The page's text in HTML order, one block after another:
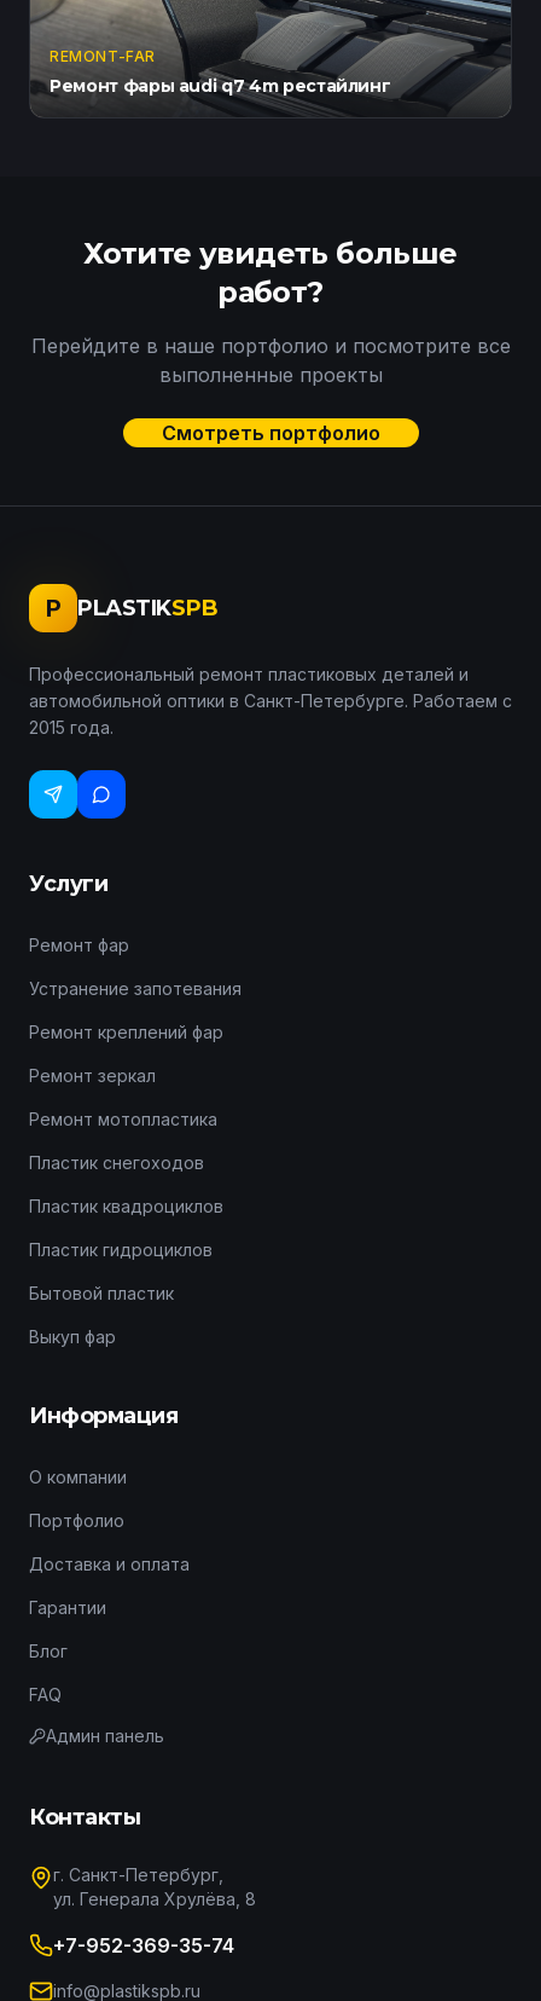
REMONT-FAR
Ремонт фары audi q7 4m рестайлинг
Хотите увидеть больше
работ?
Перейдите в наше портфолио и посмотрите все
выполненные проекты
Смотреть портфолио
P PLASTIKSPB
Профессиональный ремонт пластиковых деталей и
автомобильной оптики в Санкт-Петербурге. Работаем с
2015 года.
Услуги
Ремонт фар
Устранение запотевания
Ремонт креплений фар
Ремонт зеркал
Ремонт мотопластика
Пластик снегоходов
Пластик квадроциклов
Пластик гидроциклов
Бытовой пластик
Выкуп фар
Информация
О компании
Портфолио
Доставка и оплата
Гарантии
Блог
FAQ
Админ панель
Контакты
г. Санкт-Петербург,
ул. Генерала Хрулёва, 8
+7-952-369-35-74
info@plastikspb.ru